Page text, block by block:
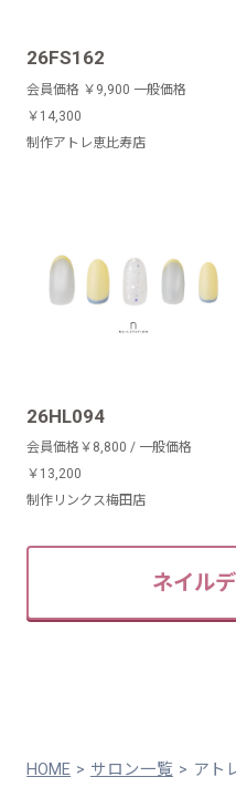
26FS162
会員価格 ￥9,900 一般価格
￥14,300
制作アトレ恵比寿店
26HL094
会員価格￥8,800 / 一般価格
￥13,200
制作リンクス梅田店
ネイル
HOME サロン一覧 アト